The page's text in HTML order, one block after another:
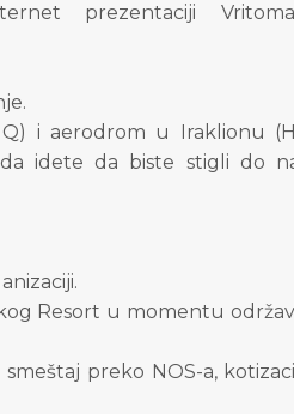
prezentaciji
i aerodrom u Iraklionu
idete da biste stigli do
Resort u momentu
preko NOS-a,